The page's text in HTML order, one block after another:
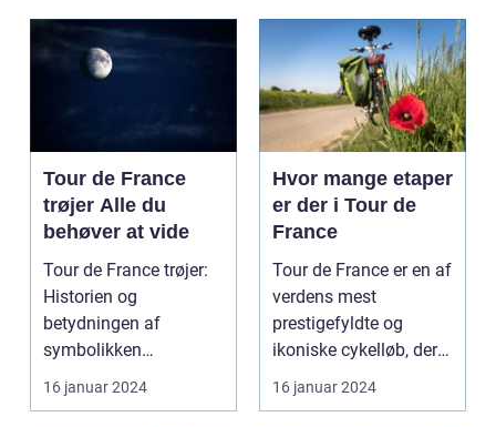
Tour de France
trøjer Alle du
behøver at vide
Tour de France trøjer:
Historien og
betydningen af
symbolikken
Introduktion til Tour de
France trø...
16 januar 2024
Hvor mange etaper
er der i Tour de
France
Tour de France er en af
verdens mest
prestigefyldte og
ikoniske cykelløb, der
afholdes hvert år i ju...
16 januar 2024